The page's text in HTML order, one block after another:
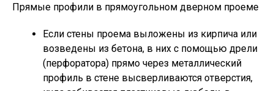
Прямые профили в прямоугольном дверном проеме
Если стены проема выложены из кирпича или
возведены из бетона, в них с помощью дрели
(перфоратора) прямо через металлический
профиль в стене высверливаются отверстия,